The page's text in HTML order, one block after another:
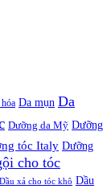
Da mụn Da
Dưỡng da Mỹ Dưỡng
tóc Italy Dưỡng
cho tóc
Dầu xả cho tóc khô Dầu